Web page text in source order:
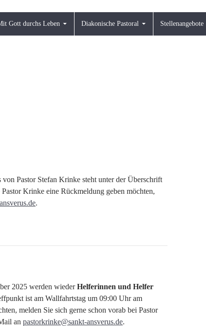
Gott durchs Leben Diakonische Pastoral Stellenangebote
Pastor Stefan Krinke steht unter der Überschrift
Pastor Krinke eine Rückmeldung geben möchten,
.
2025 werden wiederHelferinnen und Helfer
ist am Wallfahrtstag um 09:00 Uhr am
melden Sie sich gerne schon vorab bei Pastor
an pastorkrinke@sankt-ansverus.de.